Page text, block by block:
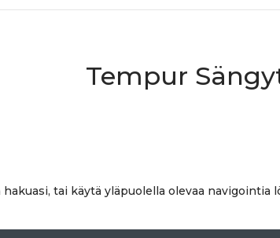
Tempur
tai käytä yläpuolella olevaa navigointia